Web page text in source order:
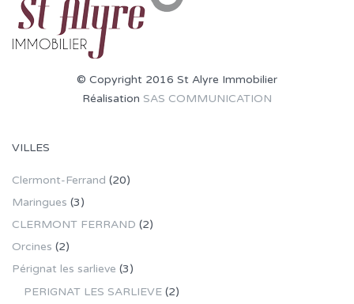
© Copyright 2016 St Alyre Immobilier
Réalisation SAS COMMUNICATION
VILLES
Clermont-Ferrand (20)
Maringues (3)
CLERMONT FERRAND (2)
Orcines (2)
Pérignat les sarlieve (3)
PERIGNAT LES SARLIEVE (2)